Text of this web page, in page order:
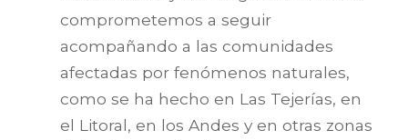
comprometemos a seguir
acompañando a las comunidades
afectadas por fenómenos naturales,
como se ha hecho en Las Tejerías, en
el Litoral, en los Andes y en otras zonas